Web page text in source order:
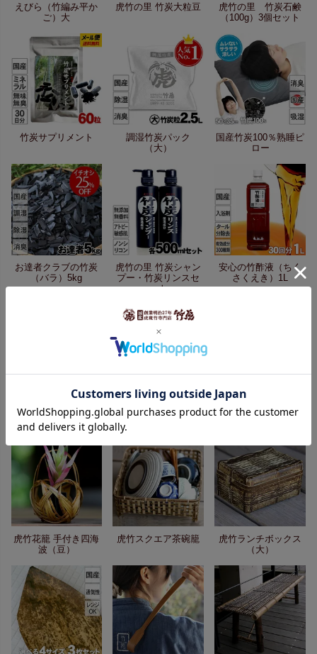
えびら（竹編み平か
ご）大
虎竹の里 竹炭大粒豆
虎竹の里 竹炭石鹸
（100g）3個セット
竹炭サプリメント
調湿竹炭パック
（大）
国産竹炭100％熟睡ピ
ロー
お達者クラブの竹炭
（バラ）5kg
虎竹の里 竹炭シャン
プー・竹炭リンスセ
ット
安心の竹酢液（ちく
さくえき）1L
八割BLACK(ブラッ
ク)24～25cm
虎竹革手提げ籠バッ
グ
竹炭珈琲 （10g×10
袋）
虎竹花籠 手付き四海
波（豆）
虎竹スクエア茶碗籠
虎竹ランチボックス
（大）